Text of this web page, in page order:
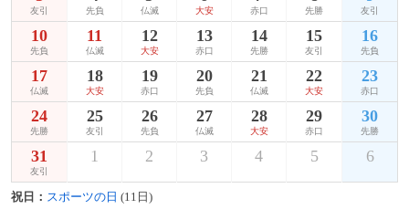
友引 先負 仏滅 大安 赤口 先勝 友引
10
先負
11
仏滅
12
大安
13
赤口
14
先勝
15
友引
16
先負
17
仏滅
18
大安
19
赤口
20
先負
21
仏滅
22
大安
23
赤口
24
先勝
25
友引
26
先負
27
仏滅
28
大安
29
赤口
30
先勝
31
友引
1 2 3 4 5 6
祝日： スポーツの日 (11日)